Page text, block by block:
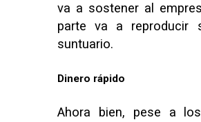
va a sostener al
parte va a reproducir
suntuario.
Dinero rápido
Ahora bien, pese a